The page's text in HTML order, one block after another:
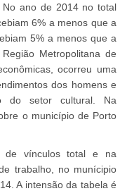
ano de 2014 no total
6% a menos que a
5% a menos que a
Metropolitana de
ocorreu uma
dos homens e
do setor cultural. Na
o município de Porto
de vínculos total e na
trabalho, no munícipio
A intensão da tabela é